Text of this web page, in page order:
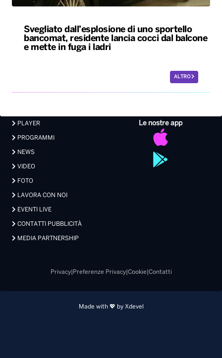
Svegliato dall’esplosione di uno sportello
bancomat, residente lancia cocci dal balcone
e mette in fuga i ladri
ALTRO
Le nostre app
PLAYER
PROGRAMMI
NEWS
VIDEO
FOTO
LAVORA CON NOI
EVENTI LIVE
CONTATTI PUBBLICITÀ
MEDIA PARTNERSHIP
Privacy| Preferenze Privacy| Cookie Contatti
Made with 💖 by Xdevel